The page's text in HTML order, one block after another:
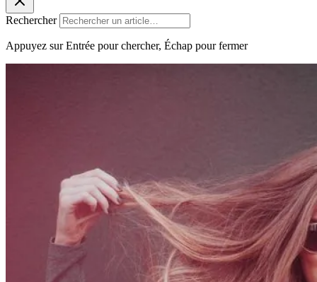
Rechercher
Appuyez sur Entrée pour chercher, Échap pour fermer